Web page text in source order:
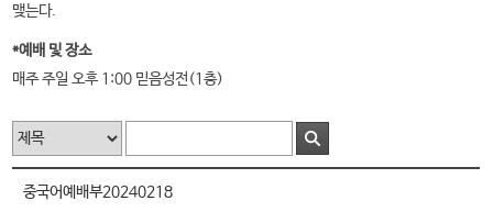
맺는다.
*예배 및 장소
매주 주일 오후 1:00 믿음성전(1층)
중국어예배부20240218